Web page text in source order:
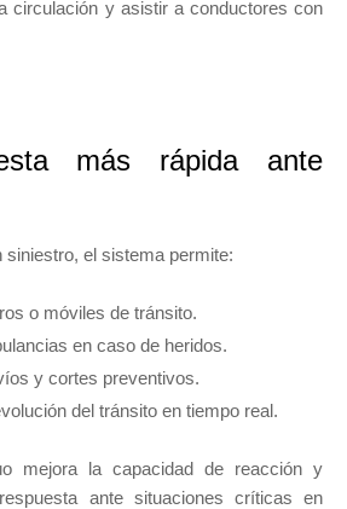
circulación y asistir a conductores con
más rápida ante
siniestro, el sistema permite:
o móviles de tránsito.
en caso de heridos.
y cortes preventivos.
del tránsito en tiempo real.
mejora la capacidad de reacción y
ante situaciones críticas en